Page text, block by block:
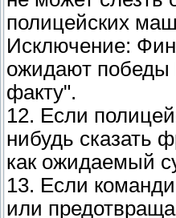
полицейских
Исключение:
ожидают победы
факту".
12. Если
нибудь сказать
как ожидаемый
13. Если
или